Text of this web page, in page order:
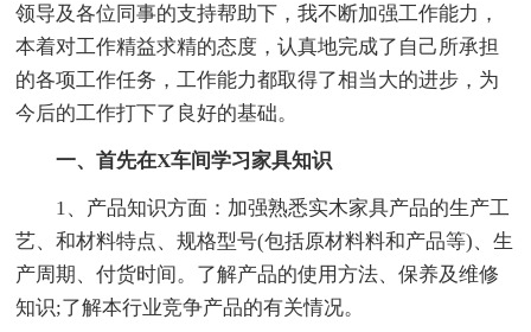
领导及各位同事的支持帮助下，我不断加强工作能力，
本着对工作精益求精的态度，认真地完成了自己所承担
的各项工作任务，工作能力都取得了相当大的进步，为
今后的工作打下了良好的基础。
一、首先在X车间学习家具知识
1、产品知识方面：加强熟悉实木家具产品的生产工
艺、和材料特点、规格型号(包括原材料料和产品等)、生
产周期、付货时间。了解产品的使用方法、保养及维修
知识;了解本行业竞争产品的有关情况。